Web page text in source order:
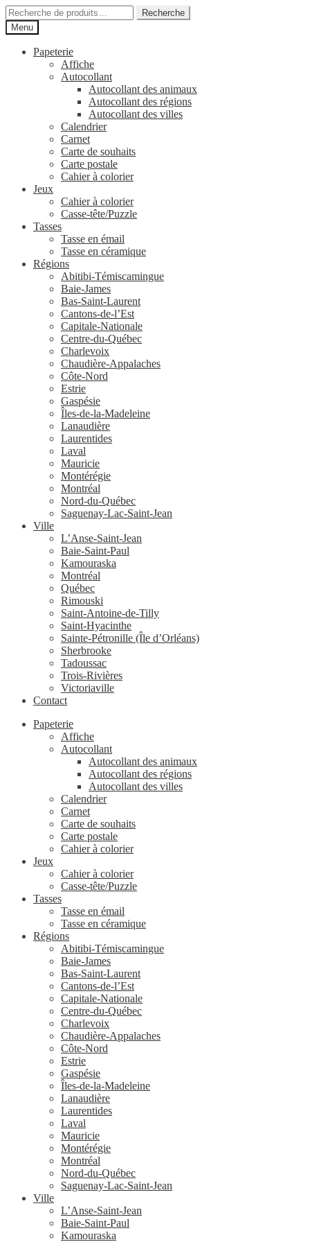
Aller
à
la
navigation
Aller
au
contenu
Recherche
pour :
Recherche
Menu
Papeterie
Affiche
Autocollant
Autocollant des animaux
Autocollant des régions
Autocollant des villes
Calendrier
Carnet
Carte de souhaits
Carte postale
Cahier à colorier
Jeux
Cahier à colorier
Casse-tête/Puzzle
Tasses
Tasse en émail
Tasse en céramique
Régions
Abitibi-Témiscamingue
Baie-James
Bas-Saint-Laurent
Cantons-de-l’Est
Capitale-Nationale
Centre-du-Québec
Charlevoix
Chaudière-Appalaches
Côte-Nord
Estrie
Gaspésie
Îles-de-la-Madeleine
Lanaudière
Laurentides
Laval
Mauricie
Montérégie
Montréal
Nord-du-Québec
Saguenay-Lac-Saint-Jean
Ville
L’Anse-Saint-Jean
Baie-Saint-Paul
Kamouraska
Montréal
Québec
Rimouski
Saint-Antoine-de-Tilly
Saint-Hyacinthe
Sainte-Pétronille (Île d’Orléans)
Sherbrooke
Tadoussac
Trois-Rivières
Victoriaville
Contact
Papeterie
Affiche
Autocollant
Autocollant des animaux
Autocollant des régions
Autocollant des villes
Calendrier
Carnet
Carte de souhaits
Carte postale
Cahier à colorier
Jeux
Cahier à colorier
Casse-tête/Puzzle
Tasses
Tasse en émail
Tasse en céramique
Régions
Abitibi-Témiscamingue
Baie-James
Bas-Saint-Laurent
Cantons-de-l’Est
Capitale-Nationale
Centre-du-Québec
Charlevoix
Chaudière-Appalaches
Côte-Nord
Estrie
Gaspésie
Îles-de-la-Madeleine
Lanaudière
Laurentides
Laval
Mauricie
Montérégie
Montréal
Nord-du-Québec
Saguenay-Lac-Saint-Jean
Ville
L’Anse-Saint-Jean
Baie-Saint-Paul
Kamouraska